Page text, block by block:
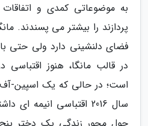
به موضوعاتی کمدی و
پردازند را بیشتر می پسندند.
فضای دلنشینی دارد ولی حتی
در قالب مانگا، هنوز اقتباسی
است؛ در حالی که یک اسپین-آف
سال 2016 اقتباسی انیمه